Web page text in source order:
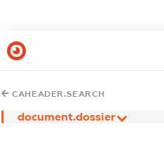
CAHEADER.SEARCH
document.dossier